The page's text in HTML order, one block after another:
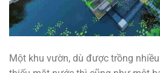
Một khu vườn, dù được trồng